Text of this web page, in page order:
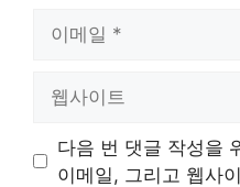
트
다음 번 댓글 작성을
이메일, 그리고 웹사